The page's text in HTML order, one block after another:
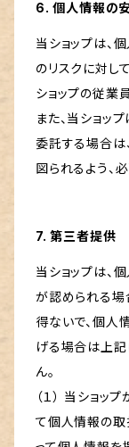
6. 個人情報の
当ショップは、
のリスクに対し
ショップの従業
また、当ショッ
委託する場合は
図られるよう、
7. 第三者提供
当ショップは、
が認められる場
得ないで、個人
げる場合は上
ん。
（１） 当ショ
て個人情報の取